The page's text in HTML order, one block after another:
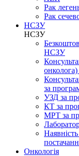
Рак
Рак
НСЗУ
НСЗУ
НСЗУ
за
УЗД за
КТ за
МРТ за
Онкологія